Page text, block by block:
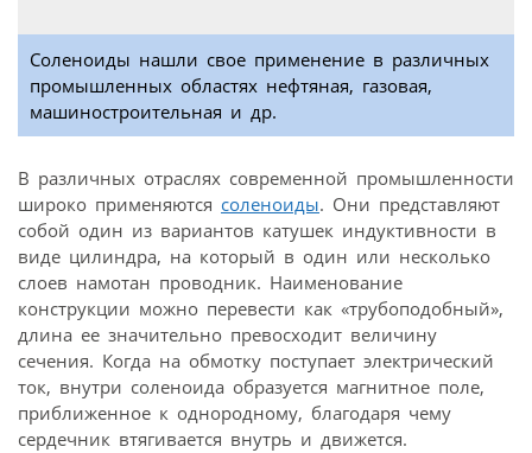
Соленоиды нашли свое применение в различных
промышленных областях нефтяная, газовая,
машиностроительная и др.
В различных отраслях современной промышленности
широко применяются соленоиды. Они представляют
собой один из вариантов катушек индуктивности в
виде цилиндра, на который в один или несколько
слоев намотан проводник. Наименование
конструкции можно перевести как «трубоподобный»,
длина ее значительно превосходит величину
сечения. Когда на обмотку поступает электрический
ток, внутри соленоида образуется магнитное поле,
приближенное к однородному, благодаря чему
сердечник втягивается внутрь и движется.